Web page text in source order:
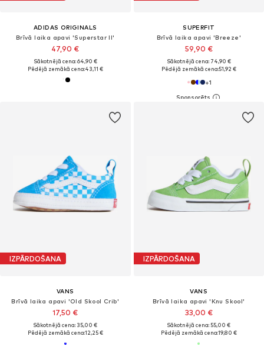
ADIDAS ORIGINALS
Brīvā laika apavi 'Superstar II'
47,90 €
Sākotnējā cena: 64,90 €
Pēdējā zemākā cena:43,11 €
SUPERFIT
Brīvā laika apavi 'Breeze'
59,90 €
Sākotnējā cena: 74,90 €
Pēdējā zemākā cena:51,92 €
+1
IZPĀRDOŠANA
VANS
Brīvā laika apavi 'Old Skool Crib'
17,50 €
Sākotnējā cena: 35,00 €
Pēdējā zemākā cena:12,25 €
IZPĀRDOŠANA
VANS
Brīvā laika apavi 'Knu Skool'
33,00 €
Sākotnējā cena: 55,00 €
Pēdējā zemākā cena:19,80 €